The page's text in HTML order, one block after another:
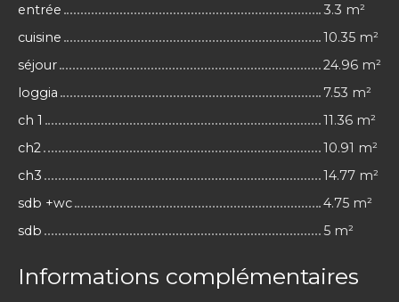
entrée
3.3 m²
cuisine
10.35 m²
séjour
24.96 m²
loggia
7.53 m²
ch 1
11.36 m²
ch2
10.91 m²
ch3
14.77 m²
sdb +wc
4.75 m²
sdb
5 m²
Informations complémentaires